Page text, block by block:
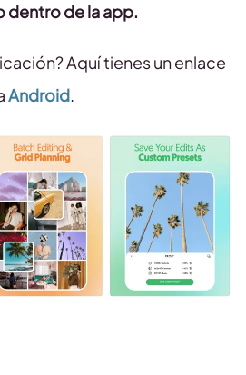
de la app.
Aquí tienes un enlace
Android.